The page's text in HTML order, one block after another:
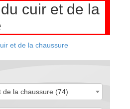
cuir et de la
et de la chaussure
de la chaussure (74)